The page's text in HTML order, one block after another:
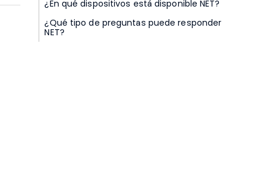
¿En qué dispositivos está disponible NET?
¿Qué tipo de preguntas puede responder
NET?